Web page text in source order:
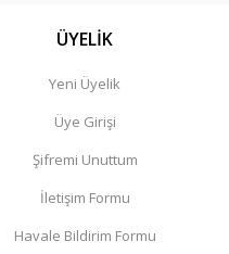
ÜYELİK
Yeni Üyelik
Üye Girişi
Şifremi Unuttum
İletişim Formu
Havale Bildirim Formu